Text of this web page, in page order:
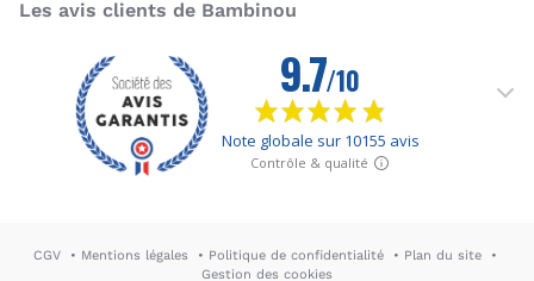
Livraisons et retours
Moyens de paiement
Dictionnaire de la puériculture
Rétractation
Les avis clients de Bambinou
CGV Mentions légales Politique de confidentialité
Plan du site
Gestion des cookies